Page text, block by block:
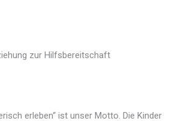
zur Hilfsbereitschaft
erleben“ ist unser Motto. Die Kinder